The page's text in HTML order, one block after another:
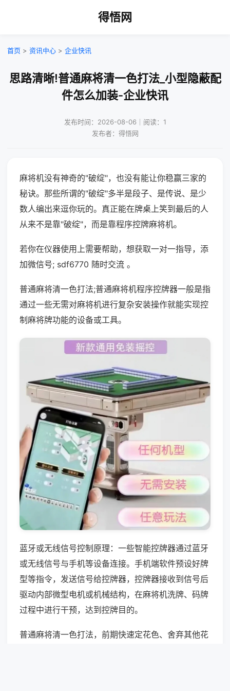
得悟网
首页 > 资讯中心 > 企业快讯
思路清晰!普通麻将清一色打法_小型隐蔽配
件怎么加装-企业快讯
发布时间：2026-08-06｜阅读：1
发布者：得悟网
麻将机没有神奇的"破绽"，也没有能让你稳赢三家的
秘诀。那些所谓的"破绽"多半是段子、是传说、是少
数人编出来逗你玩的。真正能在牌桌上笑到最后的人
从来不是靠"破绽"，而是靠程序控牌麻将机。
若你在仪器使用上需要帮助，想获取一对一指导，添
加微信号; sdf6770 随时交流 。
普通麻将清一色打法;普通麻将机程序控牌器一般是指
通过一些无需对麻将机进行复杂安装操作就能实现控
制麻将牌功能的设备或工具。
蓝牙或无线信号控制原理：一些智能控牌器通过蓝牙
或无线信号与手机等设备连接。手机端软件预设好牌
型等指令，发送信号给控牌器，控牌器接收到信号后
驱动内部微型电机或机械结构，在麻将机洗牌、码牌
过程中进行干预，达到控牌目的。
普通麻将清一色打法，前期快速定花色、舍弃其他花